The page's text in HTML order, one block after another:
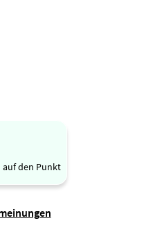
den Punkt